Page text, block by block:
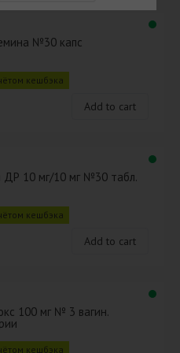
№30 капс
кешбэка
Add to cart
ДР 10 мг/10 мг №30 табл.
кешбэка
Add to cart
100 мг № 3 вагин.
кешбэка